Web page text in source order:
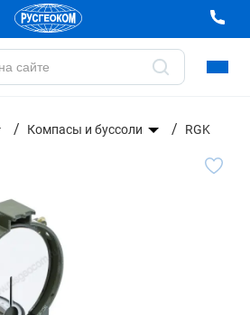
Компасы и буссоли RGK